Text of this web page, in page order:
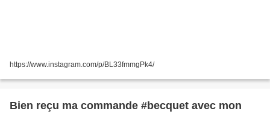
https://www.instagram.com/p/BL33fmmgPk4/
Bien reçu ma commande #becquet avec mon